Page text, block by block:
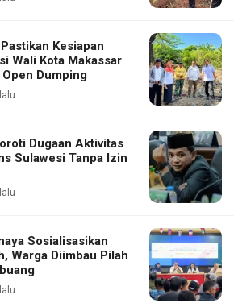
Kesiapan
Wali Kota Makassar
Dumping
Dugaan Aktivitas
Sulawesi Tanpa Izin
Sosialisasikan
Warga Diimbau Pilah